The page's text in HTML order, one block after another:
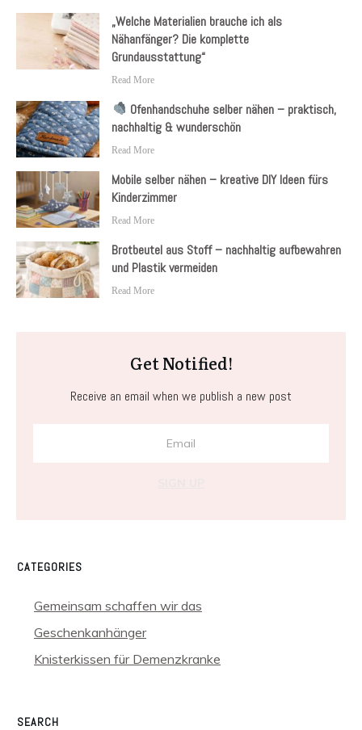
„Welche Materialien brauche ich als
Nähanfänger? Die komplette
Grundausstattung“
Read More
Ofenhandschuhe selber nähen – praktisch,
nachhaltig & wunderschön
Read More
Mobile selber nähen – kreative DIY Ideen fürs
Kinderzimmer
Read More
Brotbeutel aus Stoff – nachhaltig aufbewahren
und Plastik vermeiden
Read More
Get Notified!
Receive an email when we publish a new post
CATEGORIES
Gemeinsam schaffen wir das
Geschenkanhänger
Knisterkissen für Demenzkranke
SEARCH